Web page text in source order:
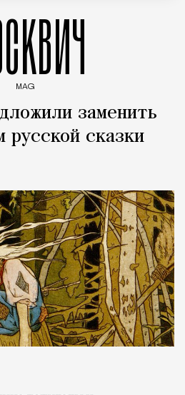
MAG
заменить
русской сказки